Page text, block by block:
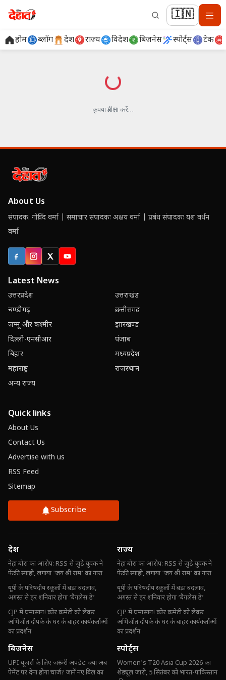
🇮🇳
होम ब्लॉग देश राज्य विदेश बिजनेस स्पोर्ट्स टेक
लोड हो रहा है…
कृपया प्रतीक्षा करें…
About Us
संपादक: गोविंद वर्मा | समाचार संपादकः अक्षय वर्मा | प्रबंध संपादकः यश वर्धन
वर्मा
FacebookInstagram
X (Twitter)
YouTube
Latest News
उत्तरप्रदेश
उत्तराखंड
चण्डीगढ़
छत्तीसगढ़
जम्मू और कश्मीर
झारखण्ड
दिल्ली-एनसीआर
पंजाब
बिहार
मध्यप्रदेश
महाराष्ट्र
राजस्थान
अन्य राज्य
Quick links
About Us
Contact Us
Advertise with us
RSS Feed
Sitemap
Subscribe
देश
नेहा बोरा का आरोप: RSS से जुड़े युवक ने
फेंकी स्याही, लगाया 'जय श्री राम' का नारा
यूपी के परिषदीय स्कूलों में बड़ा बदलाव,
अगस्त से हर शनिवार होगा ‘बैगलेस डे’
CJP में घमासान! कोर कमेटी को लेकर
अभिजीत दीपके के घर के बाहर कार्यकर्ताओं
का प्रदर्शन
राज्य
नेहा बोरा का आरोप: RSS से जुड़े युवक ने
फेंकी स्याही, लगाया 'जय श्री राम' का नारा
यूपी के परिषदीय स्कूलों में बड़ा बदलाव,
अगस्त से हर शनिवार होगा ‘बैगलेस डे’
CJP में घमासान! कोर कमेटी को लेकर
अभिजीत दीपके के घर के बाहर कार्यकर्ताओं
का प्रदर्शन
बिजनेस
UPI यूजर्स के लिए जरूरी अपडेट: क्या अब
पेमेंट पर देना होगा चार्ज? जानें नए बिल का
स्पोर्ट्स
Women's T20 Asia Cup 2026 का
शेड्यूल जारी, 5 सितंबर को भारत-पाकिस्तान